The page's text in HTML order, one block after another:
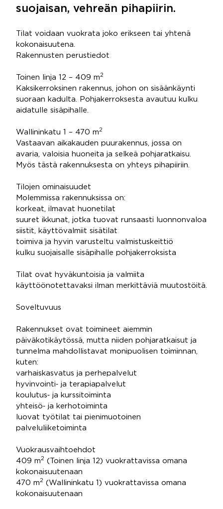
suojaisan, vehreän pihapiirin.
Tilat voidaan vuokrata joko erikseen tai yhtenä
kokonaisuutena.
Rakennusten perustiedot
Toinen linja 12 – 409 m2
Kaksikerroksinen rakennus, johon on sisäänkäynti
suoraan kadulta. Pohjakerroksesta avautuu kulku
aidatulle sisäpihalle.
Wallininkatu 1 – 470 m2
Vastaavan aikakauden puurakennus, jossa on
avaria, valoisia huoneita ja selkeä pohjaratkaisu.
Myös tästä rakennuksesta on yhteys pihapiiriin.
Tilojen ominaisuudet
Molemmissa rakennuksissa on:
korkeat, ilmavat huonetilat
suuret ikkunat, jotka tuovat runsaasti luonnonvaloa
siistit, käyttövalmiit sisätilat
toimiva ja hyvin varusteltu valmistuskeittiö
kulku suojaisalle sisäpihalle pohjakerroksista
Tilat ovat hyväkuntoisia ja valmiita
käyttöönotettavaksi ilman merkittäviä muutostöitä.
Soveltuvuus
Rakennukset ovat toimineet aiemmin
päiväkotikäytössä, mutta niiden pohjaratkaisut ja
tunnelma mahdollistavat monipuolisen toiminnan,
kuten:
varhaiskasvatus ja perhepalvelut
hyvinvointi‑ ja terapiapalvelut
koulutus‑ ja kurssitoiminta
yhteisö‑ ja kerhotoiminta
luovat työtilat tai pienimuotoinen
palveluliiketoiminta
Vuokrausvaihtoehdot
409 m2 (Toinen linja 12) vuokrattavissa omana
kokonaisuutenaan
470 m2 (Wallininkatu 1) vuokrattavissa omana
kokonaisuutenaan